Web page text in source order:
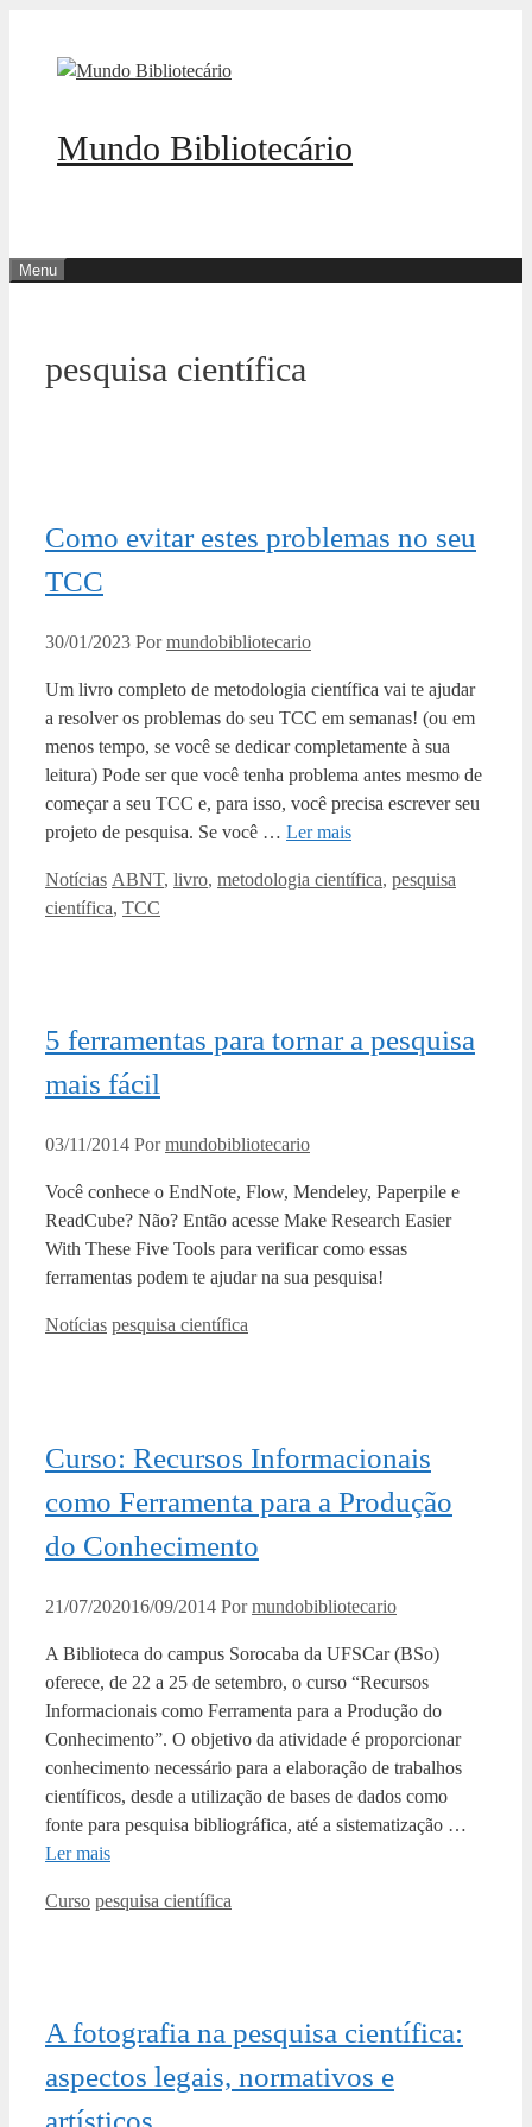
Mundo Bibliotecário
Menu
pesquisa científica
Como evitar estes problemas no seu
TCC
30/01/2023 Pormundobibliotecario
Um livro completo de metodologia científica vai te ajudar
a resolver os problemas do seu TCC em semanas! (ou em
menos tempo, se você se dedicar completamente à sua
leitura) Pode ser que você tenha problema antes mesmo de
começar a seu TCC e, para isso, você precisa escrever seu
projeto de pesquisa. Se você … Ler mais
Categorias
Notícias Tags
ABNT, livro, metodologia científica, pesquisa
científica, TCC
5 ferramentas para tornar a pesquisa
mais fácil
03/11/2014 Pormundobibliotecario
Você conhece o EndNote, Flow, Mendeley, Paperpile e
ReadCube? Não? Então acesse Make Research Easier
With These Five Tools para verificar como essas
ferramentas podem te ajudar na sua pesquisa!
Categorias
Notícias Tags
pesquisa científica
Curso: Recursos Informacionais
como Ferramenta para a Produção
do Conhecimento
21/07/202016/09/2014 Pormundobibliotecario
A Biblioteca do campus Sorocaba da UFSCar (BSo)
oferece, de 22 a 25 de setembro, o curso “Recursos
Informacionais como Ferramenta para a Produção do
Conhecimento”. O objetivo da atividade é proporcionar
conhecimento necessário para a elaboração de trabalhos
científicos, desde a utilização de bases de dados como
fonte para pesquisa bibliográfica, até a sistematização …
Ler mais
Categorias
Curso Tags
pesquisa científica
A fotografia na pesquisa científica:
aspectos legais, normativos e